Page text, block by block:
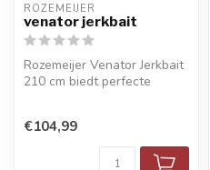
ROZEMEIJER
venator jerkbait
Rozemeijer Venator Jerkbait
210 cm biedt perfecte
€104,99